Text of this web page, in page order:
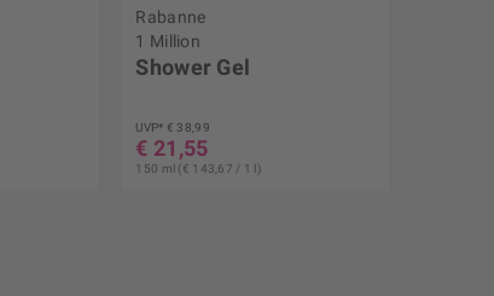
Rabanne
1 Million
Shower Gel
UVP* € 38,99
€ 21,55
150 ml (€ 143,67 / 1 l)